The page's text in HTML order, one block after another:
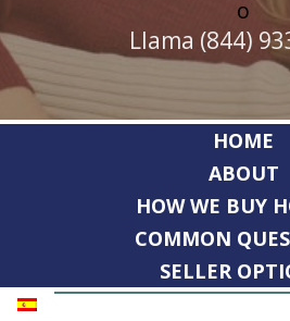
o
Llama (844)
HOME
ABOUT
HOW WE BUY
COMMON
SELLER